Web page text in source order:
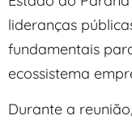
lideranças
fundamentais
ecossistema
Durante a